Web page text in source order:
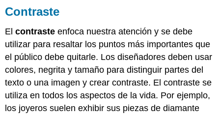
Contraste
Elcontraste enfoca nuestra atención y se debe
utilizar para resaltar los puntos más importantes que
el público debe quitarle. Los diseñadores deben usar
colores, negrita y tamaño para distinguir partes del
texto o una imagen y crear contraste. El contraste se
utiliza en todos los aspectos de la vida. Por ejemplo,
los joyeros suelen exhibir sus piezas de diamante